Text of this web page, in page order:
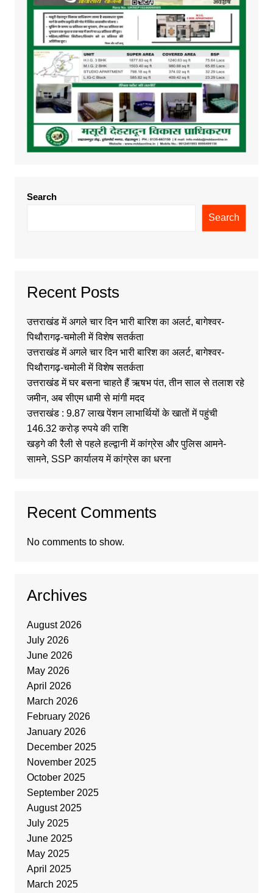
Search
Search
Recent Posts
उत्तराखंड में अगले चार दिन भारी बारिश का अलर्ट, बागेश्वर-
पिथौरागढ़-चमोली में विशेष सतर्कता
उत्तराखंड में अगले चार दिन भारी बारिश का अलर्ट, बागेश्वर-
पिथौरागढ़-चमोली में विशेष सतर्कता
उत्तराखंड में घर बसना चाहते हैं ऋषभ पंत, तीन साल से तलाश रहे
जमीन, अब सीएम धामी से मांगी मदद
उत्तराखंड : 9.87 लाख पेंशन लाभार्थियों के खातों में पहुंची
146.32 करोड़ रुपये की राशि
खड़गे की रैली से पहले हल्द्वानी में कांग्रेस और पुलिस आमने-
सामने, SSP कार्यालय में कांग्रेस का धरना
Recent Comments
No comments to show.
Archives
August 2026
July 2026
June 2026
May 2026
April 2026
March 2026
February 2026
January 2026
December 2025
November 2025
October 2025
September 2025
August 2025
July 2025
June 2025
May 2025
April 2025
March 2025